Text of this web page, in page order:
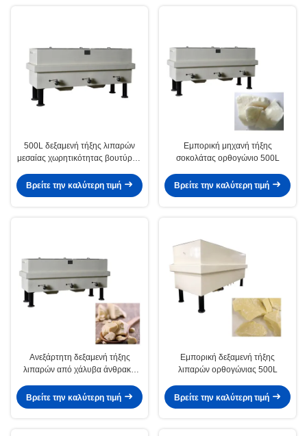
500L δεξαμενή τήξης λιπαρών
μεσαίας χωρητικότητας βουτύρου
Βρείτε την καλύτερη τιμή
Εμπορική μηχανή τήξης
σοκολάτας ορθογώνιο 500L
Βρείτε την καλύτερη τιμή
Ανεξάρτητη δεξαμενή τήξης
λιπαρών από χάλυβα άνθρακα
Βρείτε την καλύτερη τιμή
Εμπορική δεξαμενή τήξης
λιπαρών ορθογώνιας 500L
Βρείτε την καλύτερη τιμή